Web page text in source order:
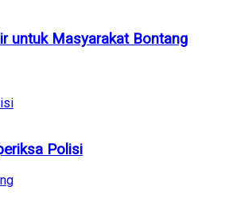
untuk Masyarakat Bontang
Polisi